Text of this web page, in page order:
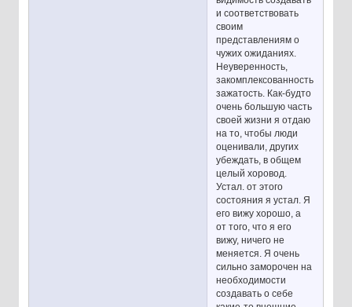
и соответствовать
своим
представлениям о
чужих ожиданиях.
Неуверенность,
закомплексованность,
зажатость. Как-будто
очень большую часть
своей жизни я отдаю
на то, чтобы люди
оценивали, других
убеждать, в общем
целый хоровод.
Устал. от этого
состояния я устал. Я
его вижу хорошо, а
от того, что я его
вижу, ничего не
меняется. Я очень
сильно заморочен на
необходимости
создавать о себе